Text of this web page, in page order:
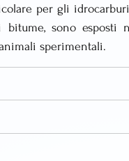
per gli
sono esposti
sperimentali.